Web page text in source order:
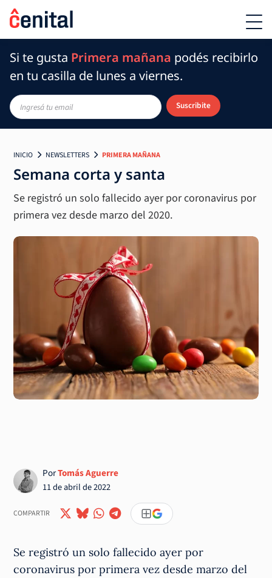
Si te gusta Primera mañana podés recibirlo
en tu casilla de lunes a viernes.
Suscribite
INICIO NEWSLETTERS PRIMERA MAÑANA
Semana corta y santa
Se registró un solo fallecido ayer por coronavirus por
primera vez desde marzo del 2020.
PorTomás Aguerre
11 de abril de 2022
COMPARTIR
Se registró un solo fallecido ayer por
coronavirus por primera vez desde marzo del